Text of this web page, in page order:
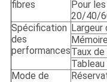
fibres
Pour
20/40/
Spécification
des
performances
Largeur
Taux
Mode de